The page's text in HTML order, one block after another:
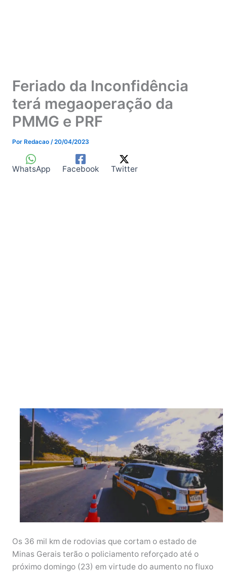
Feriado da Inconfidência
terá megaoperação da
PMMG e PRF
Por Redacao /20/04/2023
WhatsApp Facebook Twitter
Os 36 mil km de rodovias que cortam o estado de
Minas Gerais terão o policiamento reforçado até o
próximo domingo (23) em virtude do aumento no fluxo